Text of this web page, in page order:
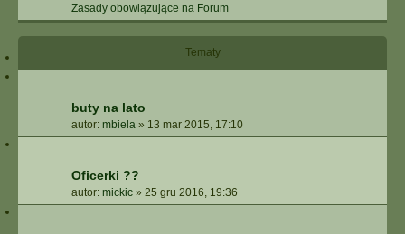
Zasady obowiązujące na Forum
Tematy
buty na lato
autor: mbiela » 13 mar 2015, 17:10
Oficerki ??
autor: mickic » 25 gru 2016, 19:36